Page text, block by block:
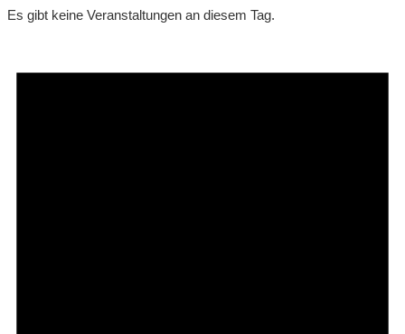
Es gibt keine Veranstaltungen an diesem Tag.